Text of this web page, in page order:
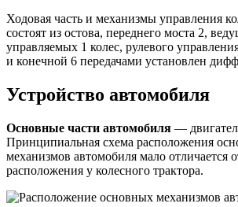
Ходовая часть и механизмы управления
состоят из остова, переднего моста 2,
управляемых 1 колес, рулевого
и конечной 6 передачами установлен
Устройство автомобиля
Основные части автомобиля —
Принципиальная схема расположения
механизмов автомобиля мало отличается
расположения у колесного трактора.